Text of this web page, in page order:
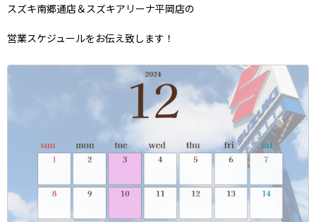
スズキ南郷通店＆スズキアリーナ平岡店の
営業スケジュールをお伝え致します！